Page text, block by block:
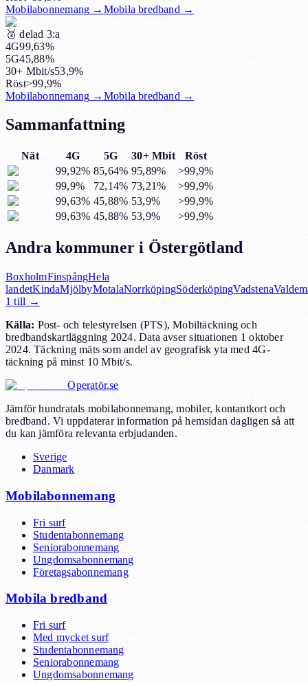
Mobilabonnemang → Mobila bredband →
🥉 delad 3:a
4G99,63%
5G45,88%
30+ Mbit/s53,9%
Röst>99,9%
Mobilabonnemang → Mobila bredband →
Sammanfattning
Nät 4G 5G 30+ Mbit
Röst
99,92% 85,64% 95,89%
>99,9%
99,9%
72,14% 73,21%
>99,9%
99,63% 45,88% 53,9%
>99,9%
99,63% 45,88% 53,9% >99,9%
Andra kommuner i Östergötland
BoxholmFinspångHela
landetKindaMjölbyMotalaNorrköpingSöderköpingVadstena
1 till →
Källa: Post- och telestyrelsen (PTS), Mobiltäckning och
bredbandskartläggning 2024. Data avser situationen 1 oktober
2024. Täckning mäts som andel av geografisk yta med 4G-
täckning på minst 10 Mbit/s.
Operatör.se
Jämför hundratals mobilabonnemang, mobiler, kontantkort och
bredband. Vi uppdaterar information på hemsidan dagligen så att
du kan jämföra relevanta erbjudanden.
Sverige
Danmark
Mobilabonnemang
Fri surf
Studentabonnemang
Seniorabonnemang
Ungdomsabonnemang
Företagsabonnemang
Mobila bredband
Fri surf
Med mycket surf
Studentabonnemang
Seniorabonnemang
Ungdomsabonnemang